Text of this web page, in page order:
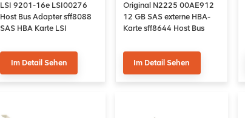
LSI 9201-16e LSI00276
Host Bus Adapter sff8088
SAS HBA Karte LSI
Im Detail Sehen
Original N2225 00AE912
12 GB SAS externe HBA-
Karte sff8644 Host Bus
Im Detail Sehen